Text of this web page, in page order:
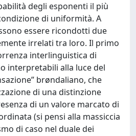
degli esponenti il più
di uniformità. A
essere ricondotti due
irrelati tra loro. Il primo
interlinguistica di
interpretabili alla luce del
brøndaliano, che
di una distinzione
di un valore marcato di
(si pensi alla massiccia
di caso nel duale dei